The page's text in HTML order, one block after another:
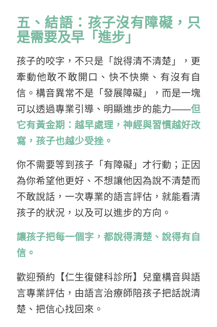
五、結語：孩子沒有障礙，只
是需要及早「進步」
孩子的咬字，不只是「說得清不清楚」，更
牽動他敢不敢開口、快不快樂、有沒有自
信。構音異常不是「發展障礙」，而是一塊
可以透過專業引導、明顯進步的能力——但
它有黃金期：越早處理，神經與習慣越好改
寫，孩子也越少受挫。
你不需要等到孩子「有障礙」才行動；正因
為你希望他更好、不想讓他因為說不清楚而
不敢說話，一次專業的語言評估，就能看清
孩子的狀況，以及可以進步的方向。
讓孩子把每一個字，都說得清楚、說得有自
信。
歡迎預約【仁生復健科診所】兒童構音與語
言專業評估，由語言治療師陪孩子把話說清
楚、把信心找回來。